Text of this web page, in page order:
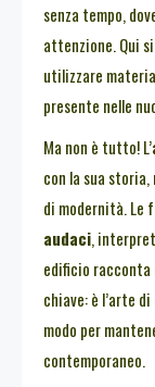
senza tempo,
attenzione. Qui
utilizzare
presente nelle
Ma non è tutto! L’
con la sua
di modernità. Le
audaci,
edificio racconta
chiave: è l’arte
modo per
contemporaneo.